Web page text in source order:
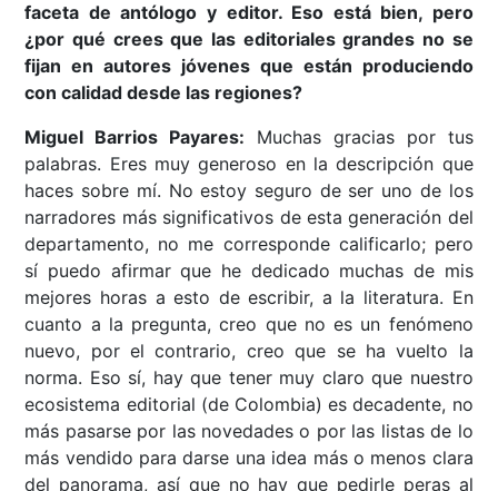
faceta de antólogo y editor. Eso está bien, pero
¿por qué crees que las editoriales grandes no se
fijan en autores jóvenes que están produciendo
con calidad desde las regiones?
Miguel Barrios Payares: Muchas gracias por tus
palabras. Eres muy generoso en la descripción que
haces sobre mí. No estoy seguro de ser uno de los
narradores más significativos de esta generación del
departamento, no me corresponde calificarlo; pero
sí puedo afirmar que he dedicado muchas de mis
mejores horas a esto de escribir, a la literatura. En
cuanto a la pregunta, creo que no es un fenómeno
nuevo, por el contrario, creo que se ha vuelto la
norma. Eso sí, hay que tener muy claro que nuestro
ecosistema editorial (de Colombia) es decadente, no
más pasarse por las novedades o por las listas de lo
más vendido para darse una idea más o menos clara
del panorama, así que no hay que pedirle peras al